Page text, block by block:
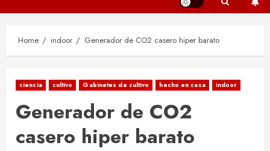
Home indoor Generador de CO2 casero hiper barato
ciencia cultivo Gabinetes de cultivo hecho en casa indoor
Generador de CO2
casero hiper barato